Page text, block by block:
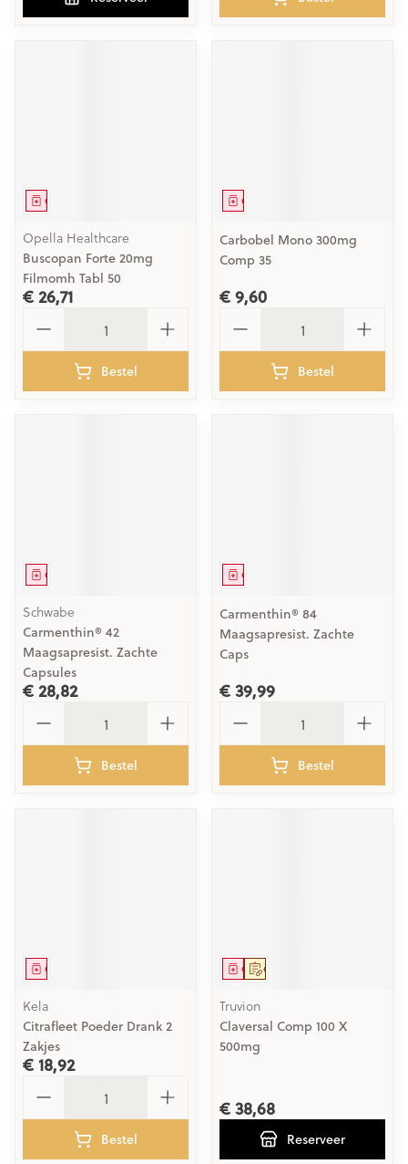
Geneesmiddel
Opella Healthcare
Buscopan Forte 20mg
Filmomh Tabl 50
€ 26,71
Bestel
Geneesmiddel
Carbobel Mono 300mg
Comp 35
€ 9,60
Bestel
Geneesmiddel
Schwabe
Carmenthin® 42
Maagsapresist. Zachte
Capsules
€ 28,82
Bestel
Geneesmiddel
Carmenthin® 84
Maagsapresist. Zachte
Caps
€ 39,99
Bestel
Geneesmiddel
Kela
Citrafleet Poeder Drank 2
Zakjes
€ 18,92
Bestel
Op voorschrift
Geneesmiddel
Truvion
Claversal Comp 100 X
500mg
€ 38,68
Reserveer